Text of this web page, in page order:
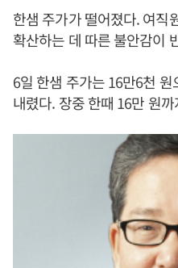
한샘 주가가 떨어졌다. 여직
확산하는 데 따른 불안감이
6일 한샘 주가는 16만6천
내렸다. 장중 한때 16만 원